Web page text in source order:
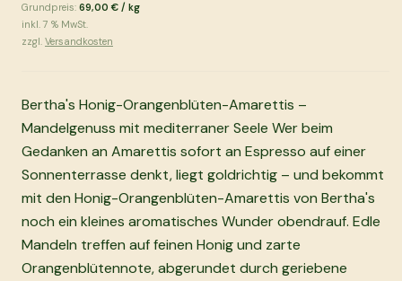
Grundpreis: 69,00 € / kg
inkl. 7 % MwSt.
zzgl. Versandkosten
Bertha's Honig-Orangenblüten-Amarettis –
Mandelgenuss mit mediterraner Seele Wer beim
Gedanken an Amarettis sofort an Espresso auf einer
Sonnenterrasse denkt, liegt goldrichtig – und bekommt
mit den Honig-Orangenblüten-Amarettis von Bertha's
noch ein kleines aromatisches Wunder obendrauf. Edle
Mandeln treffen auf feinen Honig und zarte
Orangenblütennote, abgerundet durch geriebene